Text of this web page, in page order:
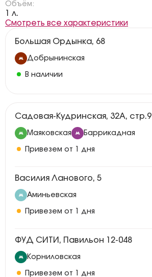
Объём:
1 л.
Смотреть все характеристики
Большая Ордынка, 68
Добрынинская
В наличии
Садовая-Кудринская, 32А, стр.9
Маяковская Баррикадная
Привезем от 1 дня
Василия Ланового, 5
Аминьевская
Привезем от 1 дня
ФУД СИТИ, Павильон 12-048
Корниловская
Привезем от 1 дня